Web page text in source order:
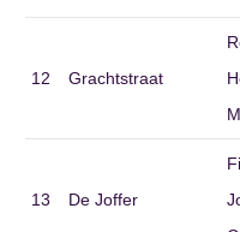
12 Grachtstraat
13 De Joffer